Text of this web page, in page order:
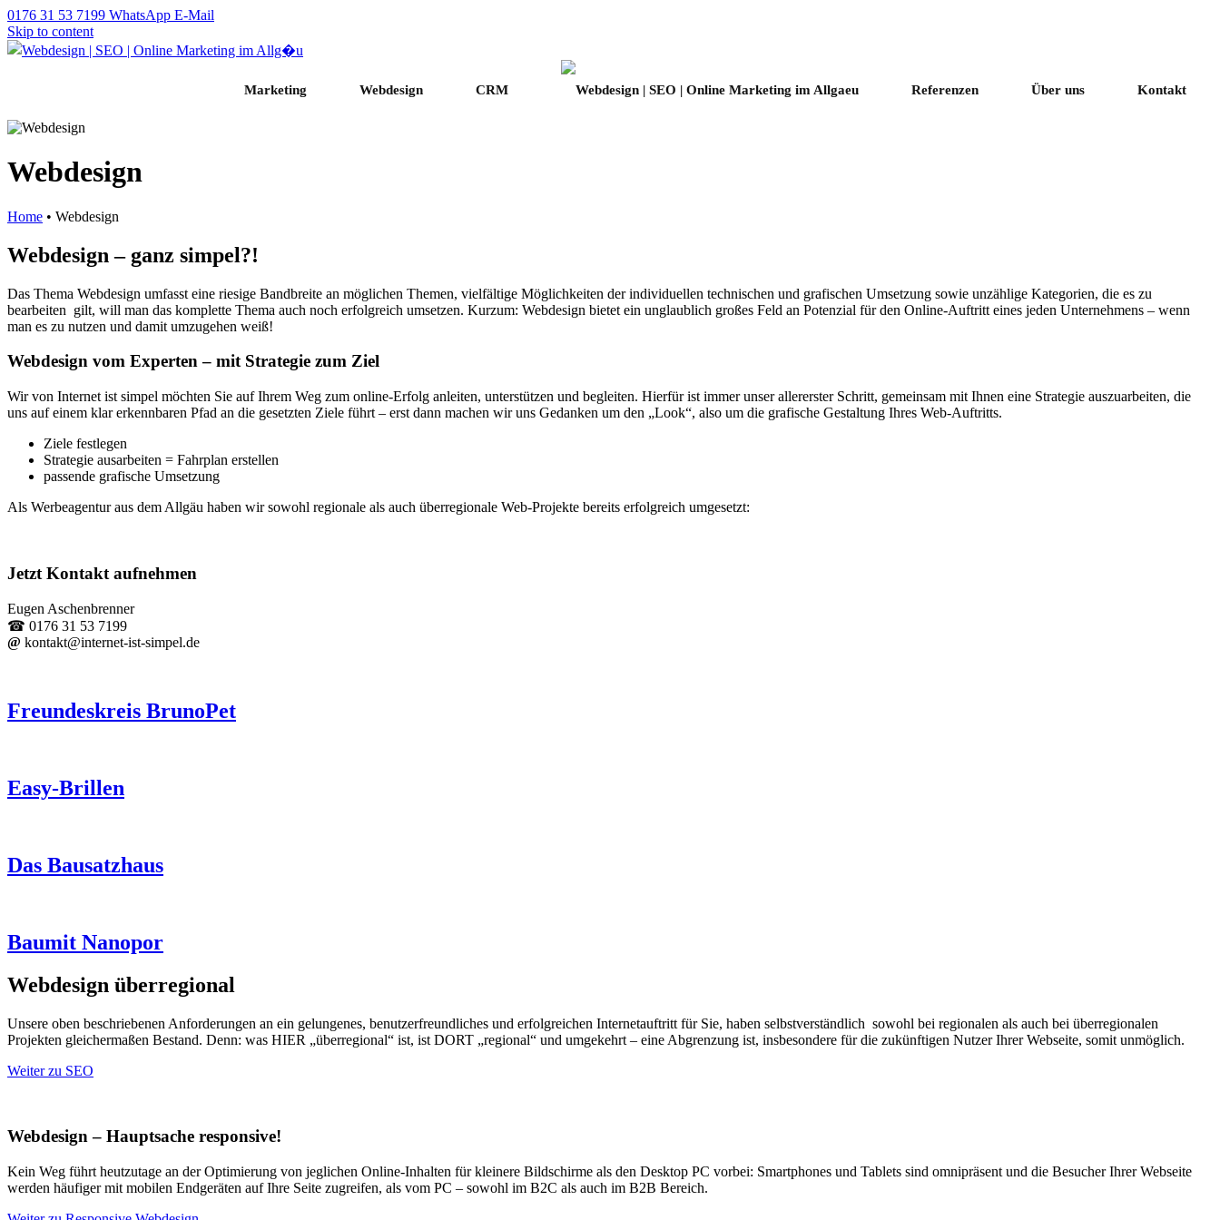
0176 31 53 7199 WhatsApp E-Mail
Skip to content
Webagentur | Webdesign | SEO im AllgäuMarketing Webdesign CRM Referenzen Über uns Kontakt
Webdesign
Home • Webdesign
Webdesign – ganz simpel?!
Das Thema Webdesign umfasst eine riesige Bandbreite an möglichen Themen, vielfältige Möglichkeiten der individuellen technischen und grafischen Umsetzung sowie unzählige Kategorien, die es zu
bearbeiten gilt, will man das komplette Thema auch noch erfolgreich umsetzen. Kurzum: Webdesign bietet ein unglaublich großes Feld an Potenzial für den Online-Auftritt eines jeden Unternehmens – wenn
man es zu nutzen und damit umzugehen weiß!
Webdesign vom Experten – mit Strategie zum Ziel
Wir von Internet ist simpel möchten Sie auf Ihrem Weg zum online-Erfolg anleiten, unterstützen und begleiten. Hierfür ist immer unser allererster Schritt, gemeinsam mit Ihnen eine Strategie auszuarbeiten, die
uns auf einem klar erkennbaren Pfad an die gesetzten Ziele führt – erst dann machen wir uns Gedanken um den „Look“, also um die grafische Gestaltung Ihres Web-Auftritts.
Ziele festlegen
Strategie ausarbeiten = Fahrplan erstellen
passende grafische Umsetzung
Als Werbeagentur aus dem Allgäu haben wir sowohl regionale als auch überregionale Web-Projekte bereits erfolgreich umgesetzt:
Jetzt Kontakt aufnehmen
Eugen Aschenbrenner
☎ 0176 31 53 7199
@ kontakt@internet-ist-simpel.de
Freundeskreis BrunoPet
Easy-Brillen
Das Bausatzhaus
Baumit Nanopor
Webdesign überregional
Unsere oben beschriebenen Anforderungen an ein gelungenes, benutzerfreundliches und erfolgreichen Internetauftritt für Sie, haben selbstverständlich sowohl bei regionalen als auch bei überregionalen
Projekten gleichermaßen Bestand. Denn: was HIER „überregional“ ist, ist DORT „regional“ und umgekehrt – eine Abgrenzung ist, insbesondere für die zukünftigen Nutzer Ihrer Webseite, somit unmöglich.
Weiter zu SEO
Webdesign – Hauptsache responsive!
Kein Weg führt heutzutage an der Optimierung von jeglichen Online-Inhalten für kleinere Bildschirme als den Desktop PC vorbei: Smartphones und Tablets sind omnipräsent und die Besucher Ihrer Webseite
werden häufiger mit mobilen Endgeräten auf Ihre Seite zugreifen, als vom PC – sowohl im B2C als auch im B2B Bereich.